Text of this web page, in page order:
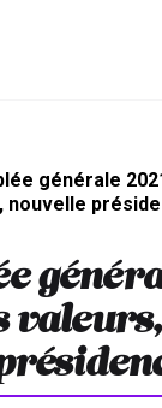
générale
nouvelle
valeurs,